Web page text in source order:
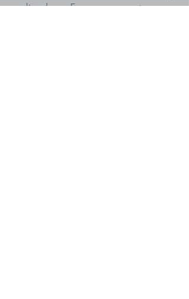
realizados. E agora, neste novo